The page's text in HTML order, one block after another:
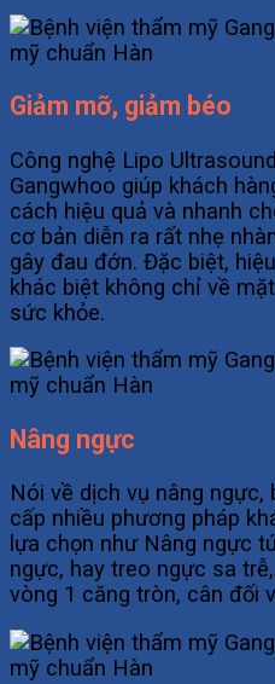
Giảm mỡ, giảm béo
Công nghệ Lipo
Gangwhoo giúp khách
cách hiệu quả và nhanh
cơ bản diễn ra rất nhẹ
gây đau đớn. Đặc biệt,
khác biệt không chỉ về
sức khỏe.
Nâng ngực
Nói về dịch vụ nâng ngực,
cấp nhiều phương pháp
lựa chọn như Nâng ngực
ngực, hay treo ngực sa
vòng 1 căng tròn, cân đối